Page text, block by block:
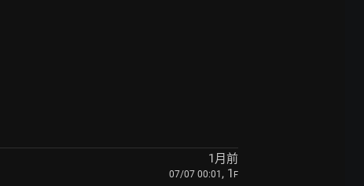
1月前
07/07 00:01 , 1 F